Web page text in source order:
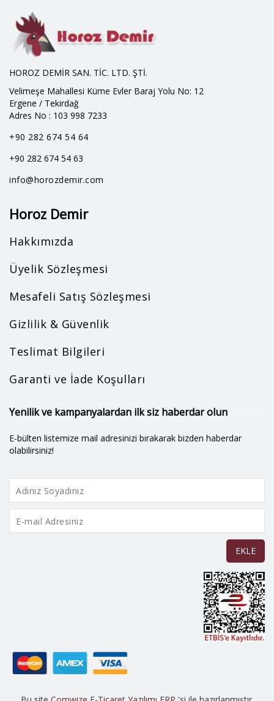
HOROZ DEMİR SAN. TİC. LTD. ŞTİ.
Velimeşe Mahallesi Küme Evler Baraj Yolu No: 12
Ergene / Tekirdağ
Adres No : 103 998 7233
+90 282 674 54 64
+90 282 674 54 63
info@horozdemir.com
Horoz Demir
Hakkımızda
Üyelik Sözleşmesi
Mesafeli Satış Sözleşmesi
Gizlilik & Güvenlik
Teslimat Bilgileri
Garanti ve İade Koşulları
Yenilik ve kampanyalardan ilk siz haberdar olun
E-bülten listemize mail adresinizi bırakarak bizden haberdar
olabilirsiniz!
EKLE